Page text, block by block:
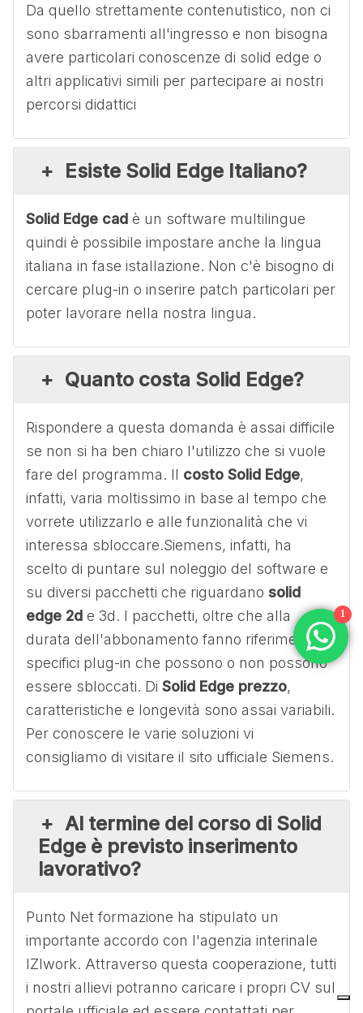
Da quello strettamente contenutistico, non ci
sono sbarramenti all'ingresso e non bisogna
avere particolari conoscenze di solid edge o
altri applicativi simili per partecipare ai nostri
percorsi didattici
Esiste Solid Edge Italiano?
Solid Edge cad è un software multilingue
quindi è possibile impostare anche la lingua
italiana in fase istallazione. Non c'è bisogno di
cercare plug-in o inserire patch particolari per
poter lavorare nella nostra lingua.
Quanto costa Solid Edge?
Rispondere a questa domanda è assai difficile
se non si ha ben chiaro l'utilizzo che si vuole
fare del programma. Il costo Solid Edge,
infatti, varia moltissimo in base al tempo che
vorrete utilizzarlo e alle funzionalità che vi
interessa sbloccare.Siemens, infatti, ha
scelto di puntare sul noleggio del software e
su diversi pacchetti che riguardano solid
edge 2d e 3d. I pacchetti, oltre che alla
durata dell'abbonamento fanno riferimento a
specifici plug-in che possono o non possono
essere sbloccati. DiSolid Edge prezzo,
caratteristiche e longevità sono assai variabili.
Per conoscere le varie soluzioni vi
consigliamo di visitare il sito ufficiale Siemens.
Al termine del corso di Solid
Edge è previsto inserimento
lavorativo?
Punto Net formazione ha stipulato un
importante accordo con l'agenzia interinale
IZIwork. Attraverso questa cooperazione, tutti
i nostri allievi potranno caricare i propri CV sul
1